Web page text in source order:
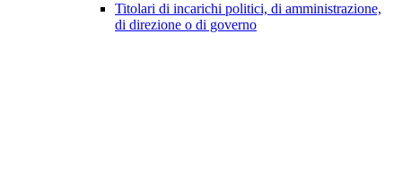
Titolari di incarichi politici, di amministrazione,
di direzione o di governo